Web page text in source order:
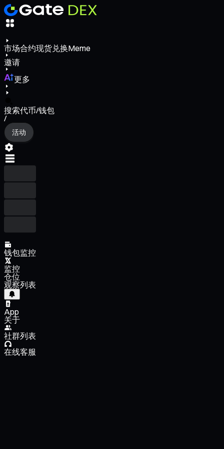
市场合约现货兑换Meme
邀请
更多
搜索代币/钱包
/
活动
钱包监控
监控
仓位
观察列表
App
关于
社群列表
在线客服